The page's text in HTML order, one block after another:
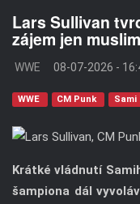
Lars Sullivan
zájem jen
WWE 08-07-2026 -
WWE CM Punk Sami
Krátké vládnutí
šampiona dál